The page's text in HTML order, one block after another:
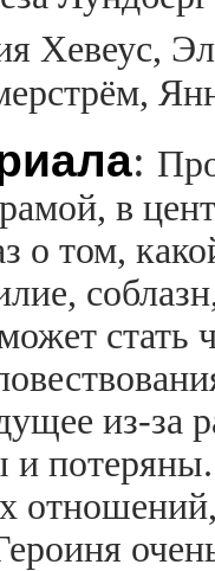
Хевеус,
:
в
о том,
из-за
и